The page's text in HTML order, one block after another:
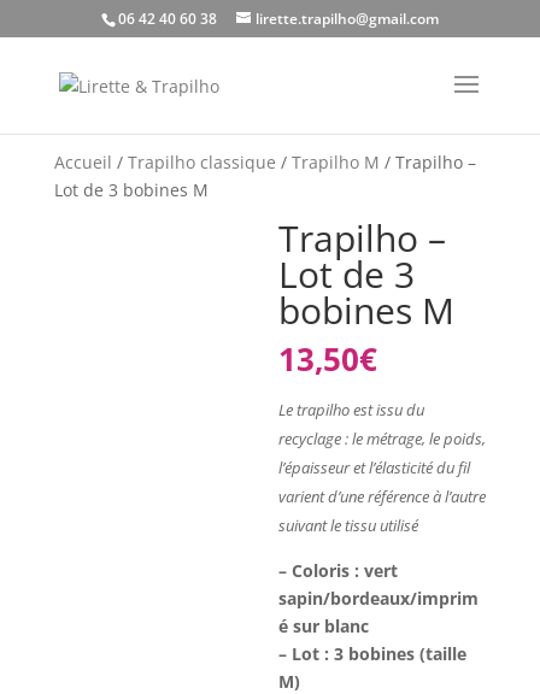
06 42 40 60 38 lirette.trapilho@gmail.com
Accueil / Trapilho classique / Trapilho M / Trapilho –
Lot de 3 bobines M
Trapilho –
Lot de 3
bobines M
13,50€
Le trapilho est issu du
recyclage : le métrage, le poids,
l’épaisseur et l’élasticité du fil
varient d’une référence à l’autre
suivant le tissu utilisé
– Coloris : vert
sapin/bordeaux/imprim
é sur blanc
– Lot : 3 bobines (taille
M)